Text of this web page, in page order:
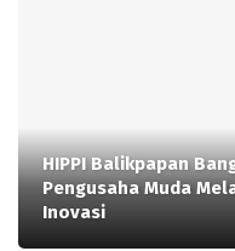
HIPPI Balikpapan
Pengusaha Muda
Inovasi